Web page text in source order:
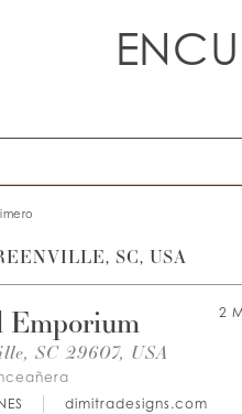
SC, USA
2
Emporium
SC 29607, USA
dimitradesigns.com